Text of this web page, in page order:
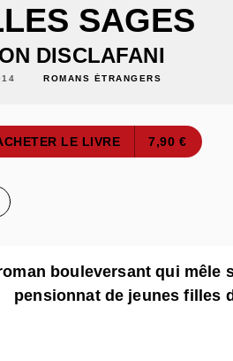
SAGES
DISCLAFANI
ROMANS ÉTRANGERS
LE LIVRE 7,90 €
bouleversant qui mêle
pensionnat de jeunes filles